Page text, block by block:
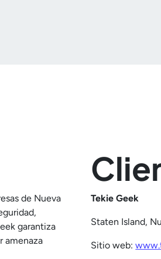
de Nueva
garantiza
amenaza
Tekie Geek
Staten Island,
Sitio web: